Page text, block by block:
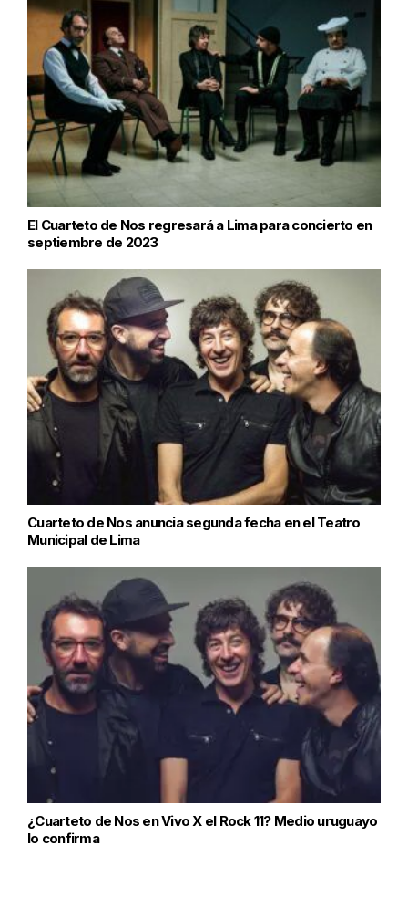
El Cuarteto de Nos regresará a Lima para concierto en
septiembre de 2023
Cuarteto de Nos anuncia segunda fecha en el Teatro
Municipal de Lima
¿Cuarteto de Nos en Vivo X el Rock 11? Medio uruguayo
lo confirma